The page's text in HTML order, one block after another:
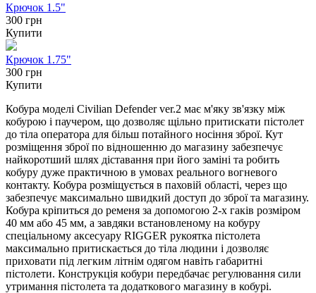
Крючок 1.5"
300 грн
Купити
Крючок 1.75"
300 грн
Купити
Кобура моделі Civilian Defender ver.2 має м'яку зв'язку між
кобурою і паучером, що дозволяє щільно притискати пістолет
до тіла оператора для більш потайного носіння зброї. Кут
розміщення зброї по відношенню до магазину забезпечує
найкоротший шлях діставання при його заміні та робить
кобуру дуже практичною в умовах реального вогневого
контакту. Кобура розміщується в паховій області, через що
забезпечує максимально швидкий доступ до зброї та магазину.
Кобура кріпиться до ременя за допомогою 2-х гаків розміром
40 мм або 45 мм, а завдяки встановленому на кобуру
спеціальному аксесуару RIGGER рукоятка пістолета
максимально притискається до тіла людини і дозволяє
приховати під легким літнім одягом навіть габаритні
пістолети. Конструкція кобури передбачає регулювання сили
утримання пістолета та додаткового магазину в кобурі.